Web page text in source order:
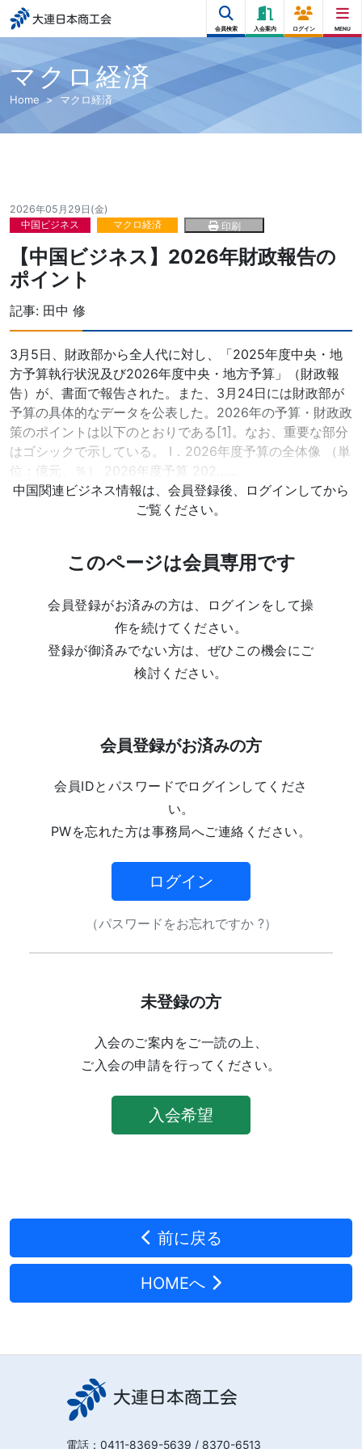
大連日本商工会
会員検索 入会案内 ログイン MENU
マクロ経済
Home マクロ経済
2026年05月29日(金)
中国ビジネス
マクロ経済 印刷
【中国ビジネス】2026年財政報告の
ポイント
記事: 田中 修
3月5日、財政部から全人代に対し、「2025年度中央・地
方予算執行状況及び2026年度中央・地方予算」（財政報
告）が、書面で報告された。また、3月24日には財政部が
予算の具体的なデータを公表した。2026年の予算・財政政
策のポイントは以下のとおりである[1]。なお、重要な部分
はゴシックで示している。 Ⅰ．2026年度予算の全体像 （単
位：億元、％） 2026年度予算 202……
中国関連ビジネス情報は、会員登録後、ログインしてから
ご覧ください。
このページは会員専用です
会員登録がお済みの方は、ログインをして操
作を続けてください。
登録が御済みでない方は、ぜひこの機会にご
検討ください。
会員登録がお済みの方
会員IDとパスワードでログインしてくださ
い。
PWを忘れた方は事務局へご連絡ください。
ログイン
（パスワードをお忘れですか ?）
未登録の方
入会のご案内をご一読の上、
ご入会の申請を行ってください。
入会希望
前に戻る
HOMEへ
大連日本商工会
電話： 0411-8369-5639 / 8370-6513